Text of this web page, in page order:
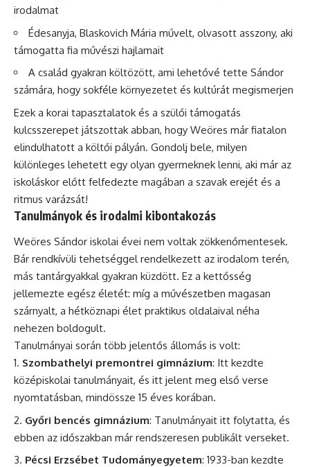
irodalmat
Édesanyja, Blaskovich Mária művelt, olvasott asszony, aki
támogatta fia művészi hajlamait
A család gyakran költözött, ami lehetővé tette Sándor
számára, hogy sokféle környezetet és kultúrát megismerjen
Ezek a korai tapasztalatok és a szülői támogatás
kulcsszerepet játszottak abban, hogy Weöres már fiatalon
elindulhatott a költői pályán. Gondolj bele, milyen
különleges lehetett egy olyan gyermeknek lenni, aki már az
iskoláskor előtt felfedezte magában a szavak erejét és a
ritmus varázsát!
Tanulmányok és irodalmi kibontakozás
Weöres Sándor iskolai évei nem voltak zökkenőmentesek.
Bár rendkívüli tehetséggel rendelkezett az irodalom terén,
más tantárgyakkal gyakran küzdött. Ez a kettősség
jellemezte egész életét: míg a művészetben magasan
szárnyalt, a hétköznapi élet praktikus oldalaival néha
nehezen boldogult.
Tanulmányai során több jelentős állomás is volt:
Szombathelyi premontrei gimnázium: Itt kezdte
középiskolai tanulmányait, és itt jelent meg első verse
nyomtatásban, mindössze 15 éves korában.
Győri bencés gimnázium: Tanulmányait itt folytatta, és
ebben az időszakban már rendszeresen publikált verseket.
Pécsi Erzsébet Tudományegyetem: 1933-ban kezdte